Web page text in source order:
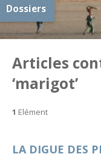
Dossiers
Articles
‘marigot’
1 Elément
LA DIGUE DES